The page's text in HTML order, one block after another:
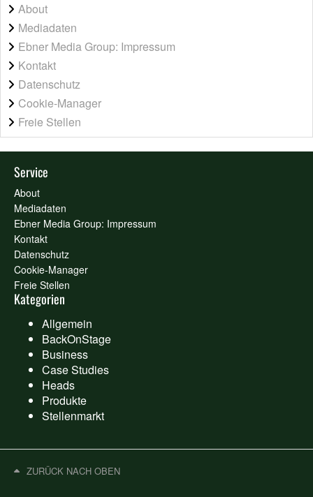
About
Mediadaten
Ebner Media Group: Impressum
Kontakt
Datenschutz
Cookie-Manager
Freie Stellen
Service
About
Mediadaten
Ebner Media Group: Impressum
Kontakt
Datenschutz
Cookie-Manager
Freie Stellen
Kategorien
Allgemein
BackOnStage
Business
Case Studies
Heads
Produkte
Stellenmarkt
ZURÜCK NACH OBEN